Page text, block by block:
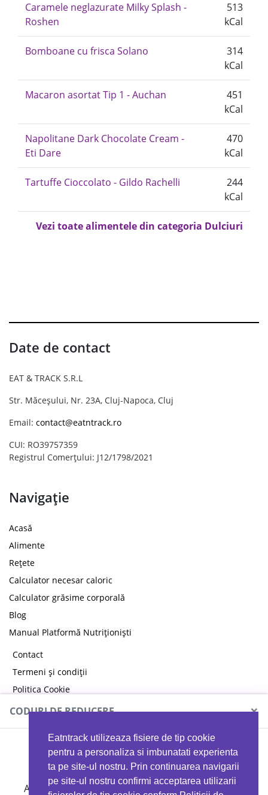
Eatntrack utilizeaza fisiere de tip cookie
pentru a personaliza si imbunatati experienta
ta pe site-ul nostru. Prin continuarea navigarii
pe site-ul nostru confirmi acceptarea utilizarii
Caramele neglazurate Milky Splash -
Roshen
513
kCal
Bomboane cu frisca Solano
314
kCal
Macaron asortat Tip 1 - Auchan
451
kCal
Napolitane Dark Chocolate Cream -
Eti Dare
470
kCal
Tartuffe Cioccolato - Gildo Rachelli
244
kCal
Vezi toate alimentele din categoria Dulciuri
Date de contact
EAT & TRACK S.R.L
Str. Măceșului, Nr. 23A, Cluj-Napoca, Cluj
Email: contact@eatntrack.ro
CUI: RO39757359
Registrul Comerțului: J12/1798/2021
Navigație
Acasă
Alimente
Rețete
Calculator necesar caloric
Calculator grăsime corporală
Blog
Manual Platformă Nutriționiști
Contact
Termeni și condiții
Politica Cookie
Politica de confidențialitate
CODURI DE REDUCERE ×
MYPROTEIN
Ai 40%reducere la orice comandă folosind codul